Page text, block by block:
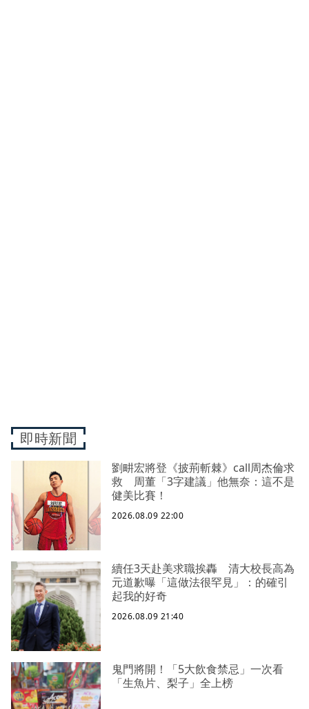
即時新聞
劉畊宏將登《披荊斬棘》call周杰倫求
救 周董「3字建議」他無奈：這不是
健美比賽！
2026.08.09 22:00
續任3天赴美求職挨轟 清大校長高為
元道歉曝「這做法很罕見」：的確引
起我的好奇
2026.08.09 21:40
鬼門將開！「5大飲食禁忌」一次看
「生魚片、梨子」全上榜